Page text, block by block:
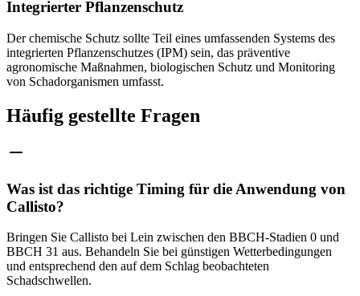
Integrierter Pflanzenschutz
Der chemische Schutz sollte Teil eines umfassenden Systems des
integrierten Pflanzenschutzes (IPM) sein, das präventive
agronomische Maßnahmen, biologischen Schutz und Monitoring
von Schadorganismen umfasst.
Häufig gestellte Fragen
Was ist das richtige Timing für die Anwendung von
Callisto?
Bringen Sie Callisto bei Lein zwischen den BBCH-Stadien 0 und
BBCH 31 aus. Behandeln Sie bei günstigen Wetterbedingungen
und entsprechend den auf dem Schlag beobachteten
Schadschwellen.